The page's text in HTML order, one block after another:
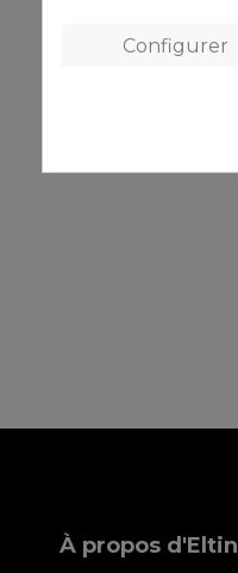
À propos d'Eltin
Configurer